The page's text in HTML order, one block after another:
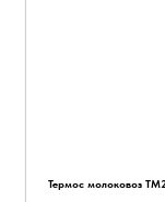
Термос молоковоз